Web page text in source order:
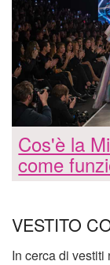
Cos'è la
come
VESTITO
In cerca di